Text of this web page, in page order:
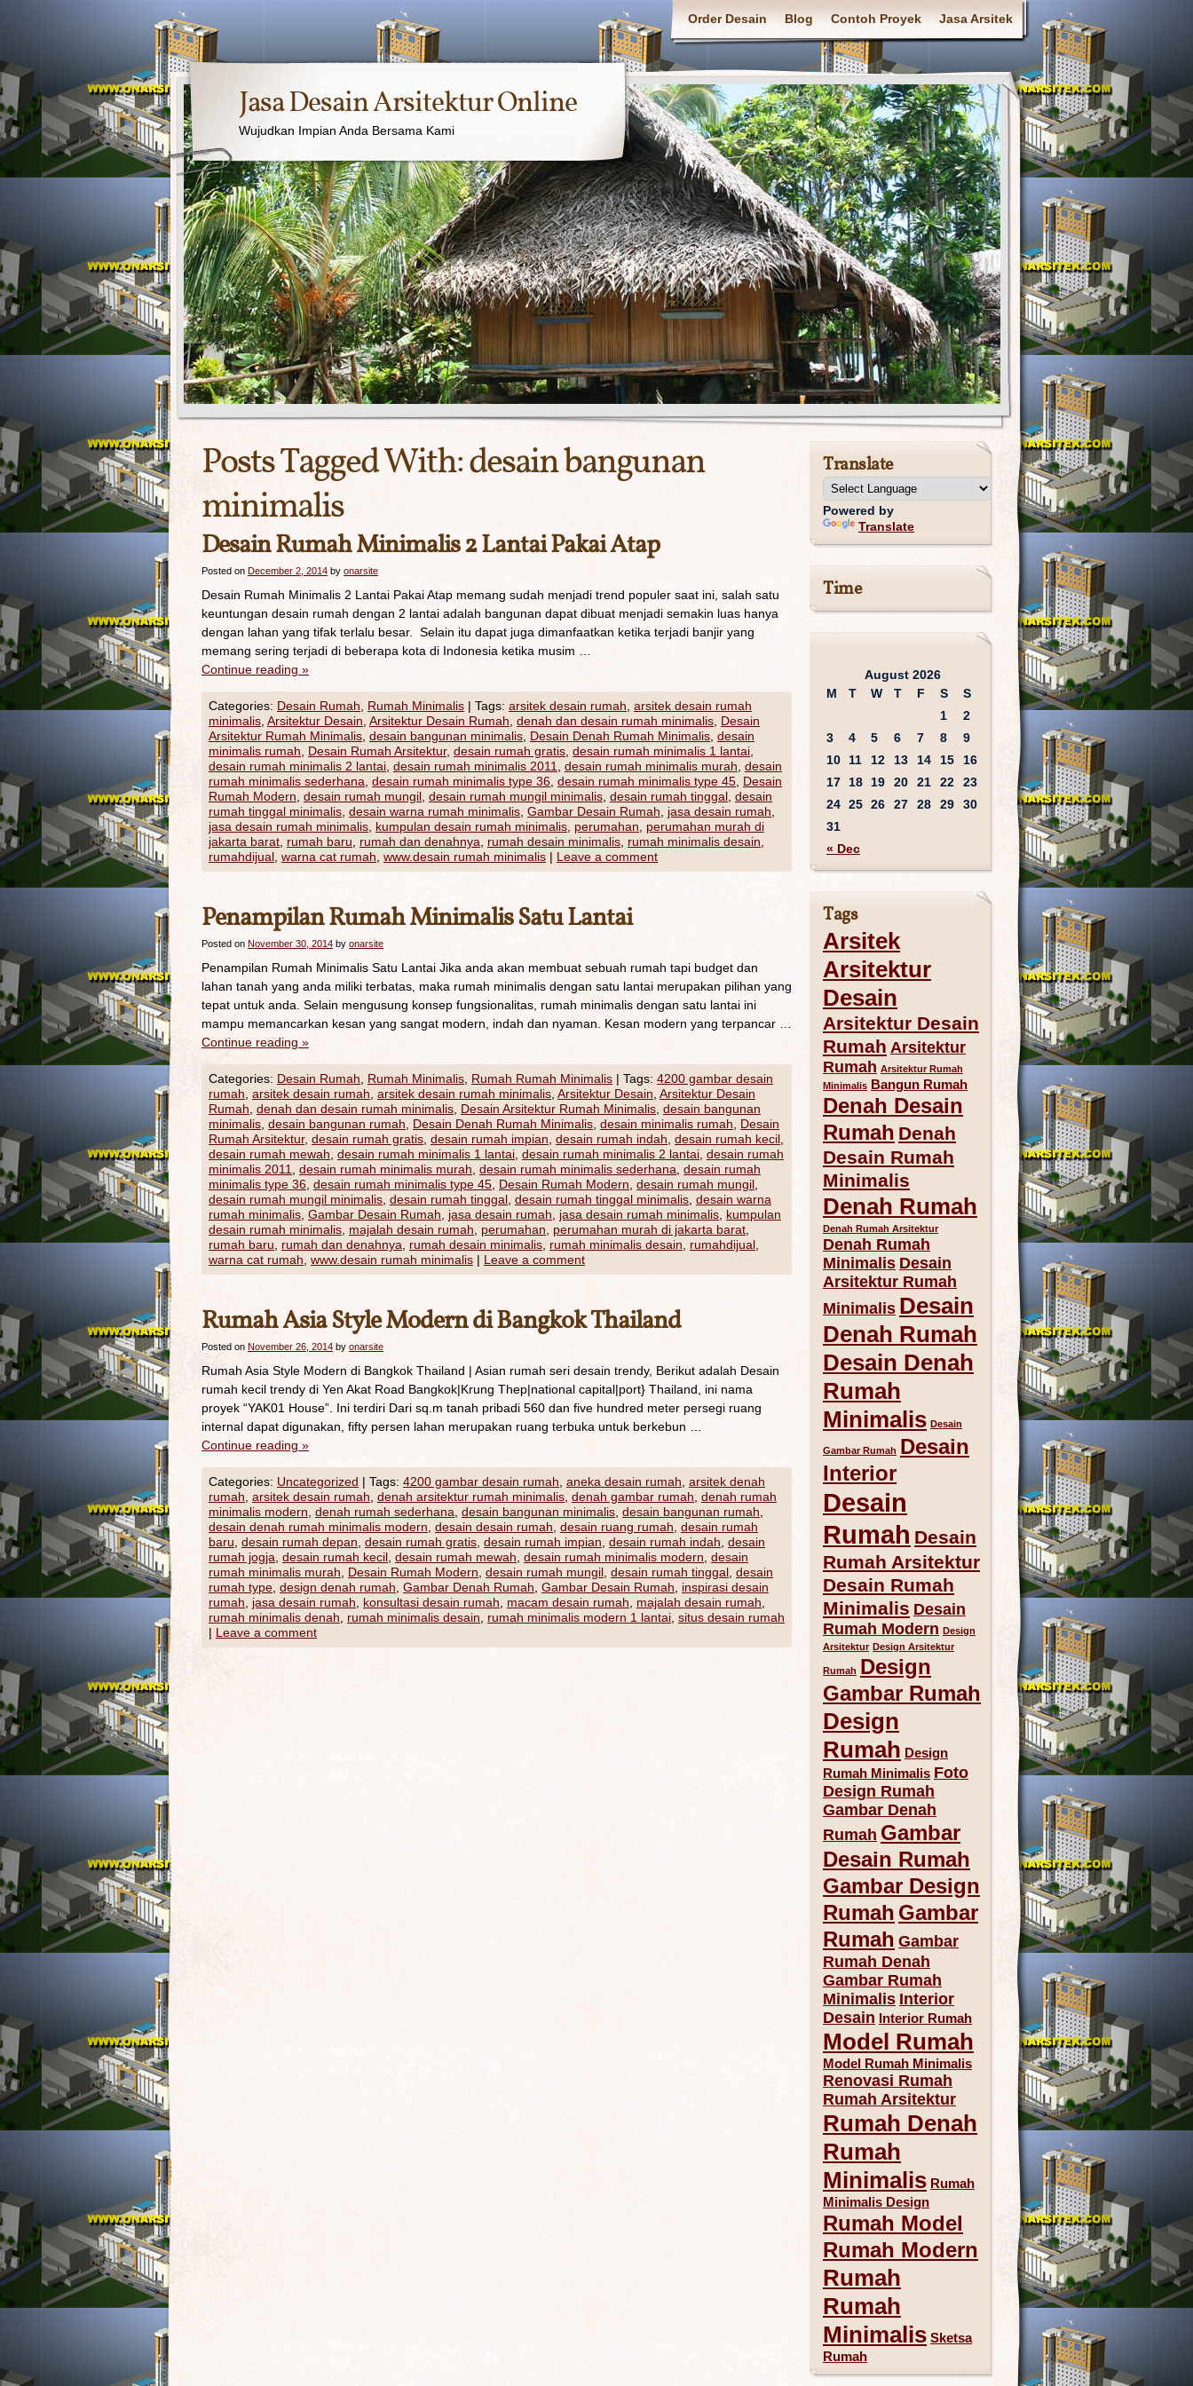
Order Desain Blog Contoh Proyek Jasa Arsitek
Jasa Desain Arsitektur Online
Wujudkan Impian Anda Bersama Kami
Posts Tagged With:desain bangunan
minimalis
Desain Rumah Minimalis 2 Lantai Pakai Atap
Posted on December 2, 2014 by onarsite
Desain Rumah Minimalis 2 Lantai Pakai Atap memang sudah menjadi trend populer saat ini, salah satu
keuntungan desain rumah dengan 2 lantai adalah bangunan dapat dibuat menjadi semakin luas hanya
dengan lahan yang tifak terlalu besar. Selain itu dapat juga dimanfaatkan ketika terjadi banjir yang
memang sering terjadi di beberapa kota di Indonesia ketika musim …
Continue reading »
Categories: Desain Rumah Rumah Minimalis | Tags: arsitek desain rumah arsitek desain rumah
minimalis Arsitektur Desain Arsitektur Desain Rumah denah dan desain rumah minimalis Desain
Arsitektur Rumah Minimalis desain bangunan minimalis Desain Denah Rumah Minimalis desain
minimalis rumah
Desain Rumah Arsitektur, desain rumah gratis desain rumah minimalis 1 lantai
desain rumah minimalis 2 lantai desain rumah minimalis 2011 desain rumah minimalis murah desain
rumah minimalis sederhana desain rumah minimalis type 36 desain rumah minimalis type 45 Desain
Rumah Modern desain rumah mungil desain rumah mungil minimalis desain rumah tinggal desain
rumah tinggal minimalis desain warna rumah minimalis Gambar Desain Rumah jasa desain rumah
jasa desain rumah minimalis kumpulan desain rumah minimalis perumahan
perumahan murah di
jakarta barat rumah baru rumah dan denahnya rumah desain minimalis rumah minimalis desain
rumahdijual warna cat rumah www.desain rumah minimalis | Leave a comment
Penampilan Rumah Minimalis Satu Lantai
Posted on November 30, 2014 by onarsite
Penampilan Rumah Minimalis Satu Lantai Jika anda akan membuat sebuah rumah tapi budget dan
lahan tanah yang anda miliki terbatas, maka rumah minimalis dengan satu lantai merupakan pilihan yang
tepat untuk anda. Selain mengusung konsep fungsionalitas, rumah minimalis dengan satu lantai ini
mampu memancarkan kesan yang sangat modern, indah dan nyaman. Kesan modern yang terpancar …
Continue reading »
Categories: Desain Rumah Rumah Minimalis Rumah Rumah Minimalis | Tags: 4200 gambar desain
rumah arsitek desain rumah arsitek desain rumah minimalis Arsitektur Desain Arsitektur Desain
Rumah denah dan desain rumah minimalis Desain Arsitektur Rumah Minimalis desain bangunan
minimalis desain bangunan rumah Desain Denah Rumah Minimalis desain minimalis rumah
Desain
Rumah Arsitektur, desain rumah gratis desain rumah impian desain rumah indah desain rumah kecil
desain rumah mewah desain rumah minimalis 1 lantai desain rumah minimalis 2 lantai desain rumah
minimalis 2011
desain rumah minimalis murah desain rumah minimalis sederhana desain rumah
minimalis type 36 desain rumah minimalis type 45 Desain Rumah Modern desain rumah mungil
desain rumah mungil minimalis desain rumah tinggal desain rumah tinggal minimalis desain warna
rumah minimalis Gambar Desain Rumah jasa desain rumah jasa desain rumah minimalis kumpulan
desain rumah minimalis majalah desain rumah perumahan perumahan murah di jakarta barat
rumah baru
rumah dan denahnya rumah desain minimalis rumah minimalis desain rumahdijual
warna cat rumah www.desain rumah minimalis | Leave a comment
Rumah Asia Style Modern di Bangkok Thailand
Posted on November 26, 2014 by onarsite
Rumah Asia Style Modern di Bangkok Thailand | Asian rumah seri desain trendy, Berikut adalah Desain
rumah kecil trendy di Yen Akat Road Bangkok|Krung Thep|national capital|port} Thailand, ini nama
proyek “YAK01 House”. Ini terdiri Dari sq.m tanah pribadi 560 dan five hundred meter persegi ruang
internal dapat digunakan, fifty persen lahan merupakan ruang terbuka untuk berkebun …
Continue reading »
Categories: Uncategorized | Tags: 4200 gambar desain rumah aneka desain rumah arsitek denah
rumah arsitek desain rumah denah arsitektur rumah minimalis denah gambar rumah denah rumah
minimalis modern denah rumah sederhana desain bangunan minimalis desain bangunan rumah
desain denah rumah minimalis modern desain desain rumah desain ruang rumah desain rumah
baru desain rumah depan desain rumah gratis desain rumah impian desain rumah indah desain
rumah jogja desain rumah kecil desain rumah mewah desain rumah minimalis modern desain
rumah minimalis murah
Desain Rumah Modern desain rumah mungil desain rumah tinggal desain
rumah type design denah rumah Gambar Denah Rumah Gambar Desain Rumah
inspirasi desain
rumah
jasa desain rumah konsultasi desain rumah macam desain rumah majalah desain rumah
rumah minimalis denah
rumah minimalis desain rumah minimalis modern 1 lantai situs desain rumah
| Leave a comment
Translate
Powered by
Translate
Time
August 2026
M
T W T F S S
« Dec
1
2
3
4 5 6 7 8
9
10
11 12 13 14 15
16
17
18 19 20 21 22
23
24 25 26 27 28 29
30
31
Tags
Arsitek
Arsitektur
Desain
Arsitektur Desain
Rumah Arsitektur
Rumah Arsitektur Rumah
Minimalis Bangun Rumah
Denah Desain
Rumah Denah
Desain Rumah
Minimalis
Denah Rumah
Denah Rumah Arsitektur
Denah Rumah
Minimalis Desain
Arsitektur Rumah
Minimalis Desain
Denah Rumah
Desain Denah
Rumah
Minimalis Desain
Gambar Rumah Desain
Interior
Desain
Rumah Desain
Rumah Arsitektur
Desain Rumah
Minimalis Desain
Rumah Modern Design
Arsitektur Design Arsitektur
Rumah Design
Gambar Rumah
Design
Rumah Design
Rumah Minimalis Foto
Design Rumah
Gambar Denah
Rumah Gambar
Desain Rumah
Gambar Design
Rumah Gambar
Rumah Gambar
Rumah Denah
Gambar Rumah
Minimalis Interior
Desain
Interior Rumah
Model Rumah
Model Rumah Minimalis
Renovasi Rumah
Rumah Arsitektur
Rumah Denah
Rumah
Minimalis Rumah
Minimalis Design
Rumah Model
Rumah Modern
Rumah
Rumah
Minimalis Sketsa
Rumah